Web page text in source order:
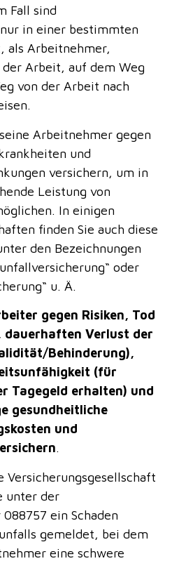
Fall sind
in einer bestimmten
als Arbeitnehmer,
Arbeit, auf dem Weg
von der Arbeit nach
Arbeitnehmer gegen
und
versichern, um in
Leistung von
In einigen
finden Sie auch diese
den Bezeichnungen
oder
u. Ä.
gegen Risiken, Tod
dauerhaften Verlust der
Behinderung),
(für
Tagegeld erhalten) und
gesundheitliche
und
.
Versicherungsgesellschaft
unter der
ein Schaden
gemeldet, bei dem
eine schwere